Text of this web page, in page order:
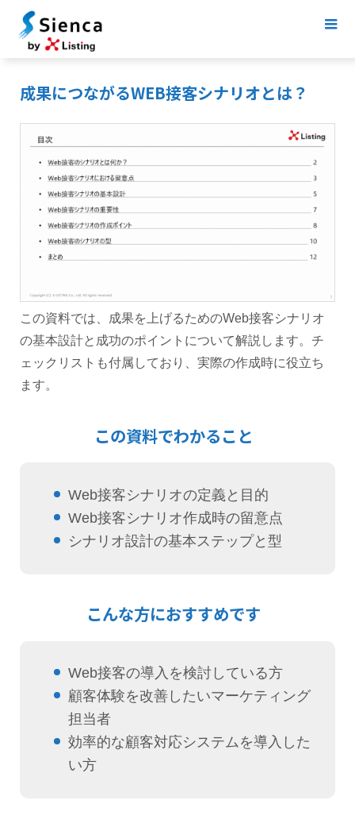
成果につながるWEB接客シナリオとは？
この資料では、成果を上げるためのWeb接客シナリオ
の基本設計と成功のポイントについて解説します。チ
ェックリストも付属しており、実際の作成時に役立ち
ます。
この資料でわかること
Web接客シナリオの定義と目的
Web接客シナリオ作成時の留意点
シナリオ設計の基本ステップと型
こんな方におすすめです
Web接客の導入を検討している方
顧客体験を改善したいマーケティング
担当者
効率的な顧客対応システムを導入した
い方